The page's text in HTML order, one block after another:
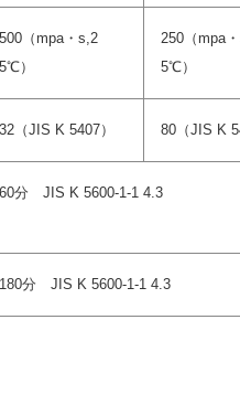
500（mpa・s,2
5℃）
250（mpa
5℃）
32（JIS K 5407） 80（JIS K
60分 JIS K 5600-1-1 4.3
180分 JIS K 5600-1-1 4.3